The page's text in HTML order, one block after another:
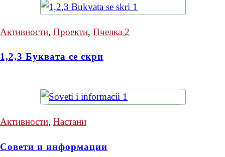
Активности, Проекти, Пчелка 2
1,2,3 Буквата се скри
Активности, Настани
Совети и информации